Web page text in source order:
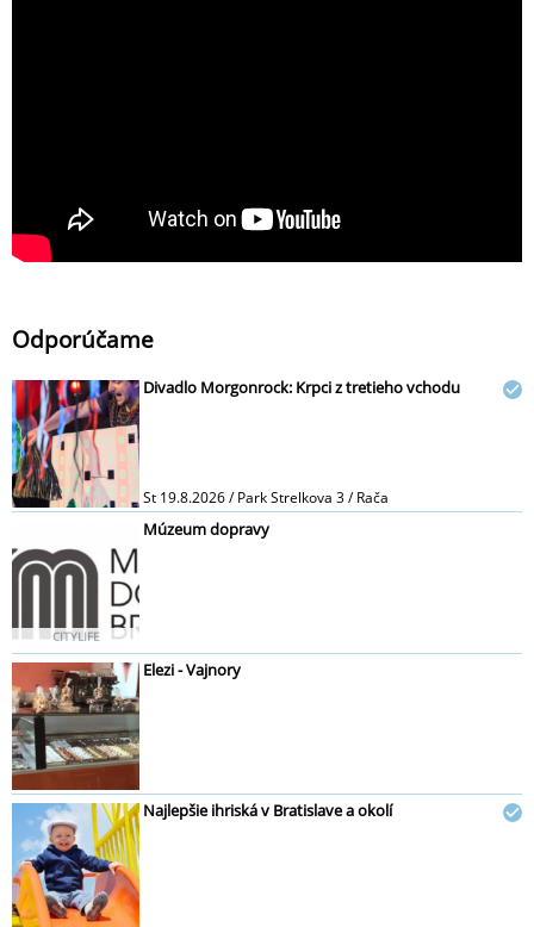
Odporúčame
Divadlo Morgonrock: Krpci z tretieho vchodu
St 19.8.2026 / Park Strelkova 3 / Rača
CITYLIFE
Múzeum dopravy
Elezi - Vajnory
Najlepšie ihriská v Bratislave a okolí